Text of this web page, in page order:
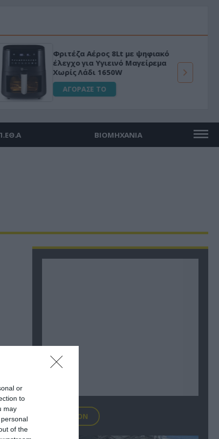
or
to
may
of the
Φριτέζα Αέρος 8Lt με ψηφιακό
έλεγχο για Υγιεινό Μαγείρεμα
Χωρίς Λάδι 1650W
ΑΓΟΡΑΣΕ ΤΟ
ΒΙΟΜΗΧΑΝΙΑ
FOCUS ON